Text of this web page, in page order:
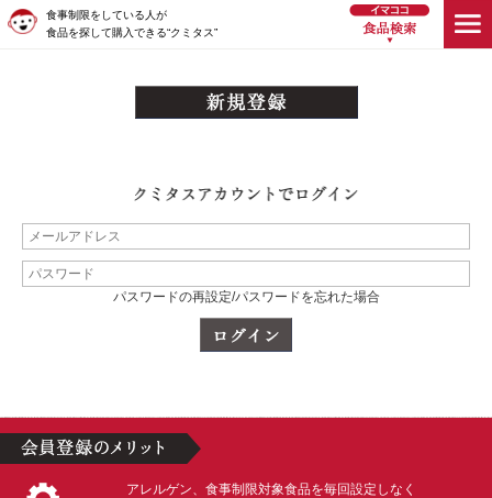
食事制限をしている人が
食品を探して購入できる“クミタス”
パスワードの再設定/パスワードを忘れた場合
アレルゲン、食事制限対象食品を毎回設定しなく